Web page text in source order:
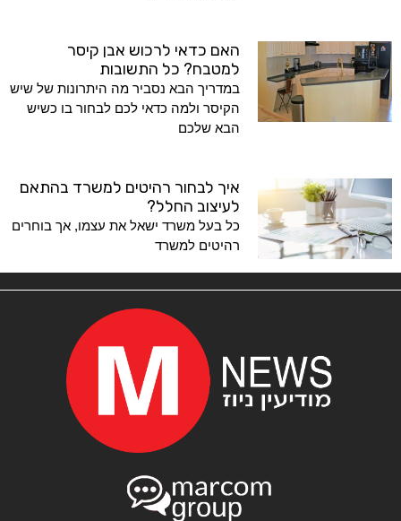
האם כדאי לרכוש אבן קיסר
למטבח? כל התשובות
במדריך הבא נסביר מה היתרונות של שיש
הקיסר ולמה כדאי לכם לבחור בו כשיש
הבא שלכם
איך לבחור רהיטים למשרד בהתאם
לעיצוב החלל?
כל בעל משרד ישאל את עצמו, אך בוחרים
רהיטים למשרד